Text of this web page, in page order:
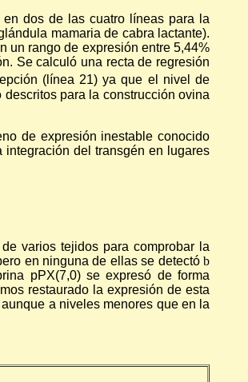
dos de las cuatro líneas para la
mamaria de cabra lactante).
un rango de expresión entre 5,44%
Se calculó una recta de regresión
(línea 21) ya que el nivel de
para la construcción ovina
de expresión inestable conocido
del transgén en lugares
varios tejidos para comprobar la
en ninguna de ellas se detectób
pPX(7,0) se expresó de forma
restaurado la expresión de esta
a niveles menores que en la